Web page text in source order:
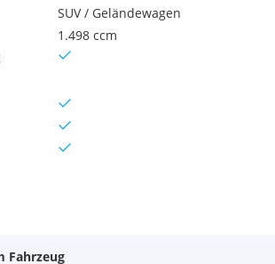
SUV / Geländewagen
1.498 ccm
Fahrzeug